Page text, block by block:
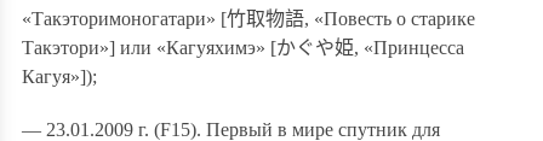
«Такэторимоногатари» [竹取物語, «Повесть о старике
Такэтори»] или «Кагуяхимэ» [かぐや姫, «Принцесса
Кагуя»]);
— 23.01.2009 г. (F15). Первый в мире спутник для